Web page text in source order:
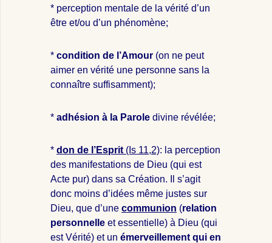
* perception mentale de la vérité d’un
être et/ou d’un phénomène;
* condition de l’Amour (on ne peut
aimer en vérité une personne sans la
connaître suffisamment);
* adhésion à la Parole divine révélée;
* don de l’Esprit(Is 11,2): la perception
des manifestations de Dieu (qui est
Acte pur) dans sa Création. Il s’agit
donc moins d’idées même justes sur
Dieu, que d’une communion (relation
personnelle et essentielle) à Dieu (qui
est Vérité) et un émerveillement qui en